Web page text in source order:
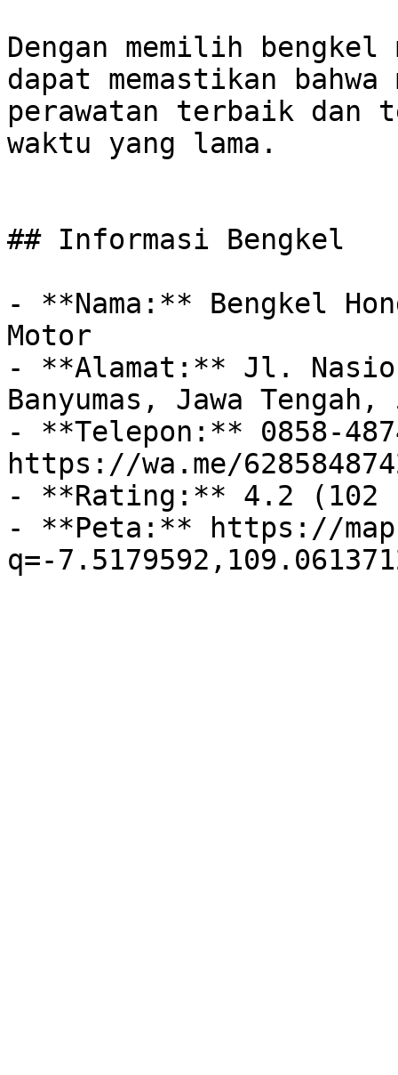
Dengan memilih
dapat memastikan bahwa
perawatan terbaik dan
waktu yang lama.
## Informasi Bengkel
- **Nama:** Bengkel
Motor
- **Alamat:** Jl.
Banyumas, Jawa Tengah,
- **Telepon:** 0858-
https://wa.me/
- **Rating:** 4.2 (102
- **Peta:** https://